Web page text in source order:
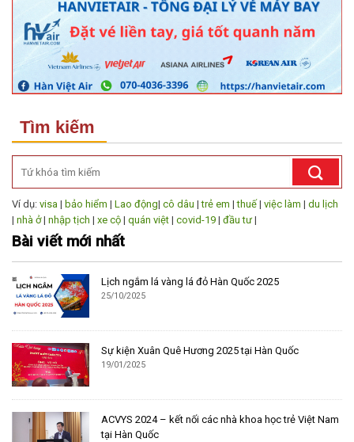
Tìm kiếm
Ví dụ: visa | bảo hiểm | Lao động| cô dâu |trẻ em |thuế | việc làm | du lịch
| nhà ở| nhập tịch | xe cộ | quán việt | covid-19 | đầu tư |
Bài viết mới nhất
Lịch ngắm lá vàng lá đỏ Hàn Quốc 2025
25/10/2025
Sự kiện Xuân Quê Hương 2025 tại Hàn Quốc
19/01/2025
ACVYS 2024 – kết nối các nhà khoa học trẻ Việt Nam
tại Hàn Quốc